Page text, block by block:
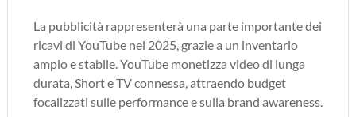
La pubblicità rappresenterà una parte importante dei
ricavi di YouTube nel 2025, grazie a un inventario
ampio e stabile. YouTube monetizza video di lunga
durata, Short e TV connessa, attraendo budget
focalizzati sulle performance e sulla brand awareness.